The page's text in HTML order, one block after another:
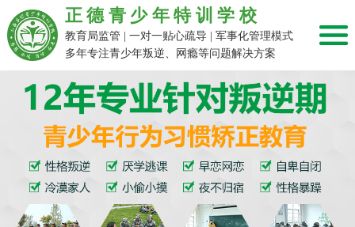
正德青少年特训学校
教育局监管 | 一对一贴心疏导 | 军事化管理模式
多年专注青少年叛逆、网瘾等问题解决方案